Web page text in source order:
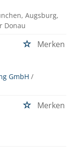
Augsburg,
Donau
Merken
GmbH /
Merken